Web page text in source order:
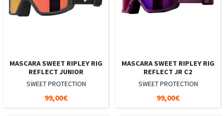
MASCARA SWEET RIPLEY RIG
REFLECT JUNIOR
SWEET PROTECTION
99,00€
MASCARA SWEET RIPLEY RIG
REFLECT JR C2
SWEET PROTECTION
99,00€